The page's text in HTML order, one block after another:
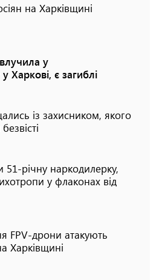
на Харківщині
у
Харкові, є загиблі
із захисником, якого
51-річну наркодилерку,
у флаконах від
FPV-дрони атакують
Харківщині